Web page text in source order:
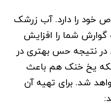
خود را دارد. آب زرشک
شما را افزایش
در نتیجه حس بهتری در
یخ خنک هم باعث
شد. برای تهیه آن